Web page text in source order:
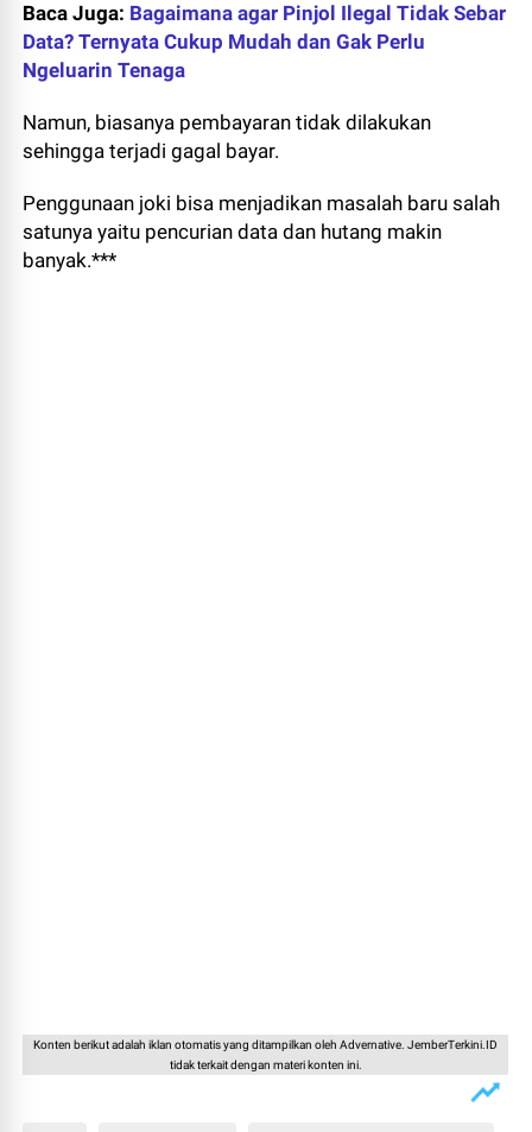
Baca Juga: Bagaimana agar Pinjol Ilegal Tidak Sebar
Data? Ternyata Cukup Mudah dan Gak Perlu
Ngeluarin Tenaga
Namun, biasanya pembayaran tidak dilakukan
sehingga terjadi gagal bayar.
Penggunaan joki bisa menjadikan masalah baru salah
satunya yaitu pencurian data dan hutang makin
banyak.***
Konten berikut adalah iklan otomatis yang ditampilkan oleh Advernative. JemberTerkini.ID
tidak terkait dengan materi konten ini.